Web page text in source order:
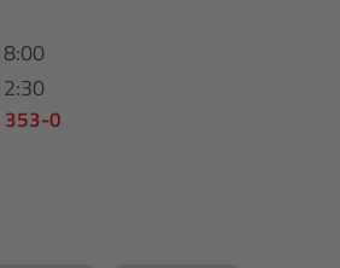
353-0